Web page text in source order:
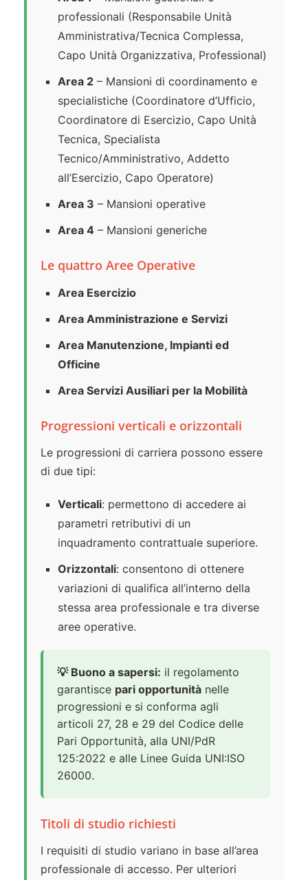
professionali (Responsabile Unità
Amministrativa/Tecnica Complessa,
Capo Unità Organizzativa, Professional)
Area 2 – Mansioni di coordinamento e
specialistiche (Coordinatore d’Ufficio,
Coordinatore di Esercizio, Capo Unità
Tecnica, Specialista
Tecnico/Amministrativo, Addetto
all’Esercizio, Capo Operatore)
Area 3 – Mansioni operative
Area 4 – Mansioni generiche
Le quattro Aree Operative
Area Esercizio
Area Amministrazione e Servizi
Area Manutenzione, Impianti ed
Officine
Area Servizi Ausiliari per la Mobilità
Progressioni verticali e orizzontali
Le progressioni di carriera possono essere
di due tipi:
Verticali: permettono di accedere ai
parametri retributivi di un
inquadramento contrattuale superiore.
Orizzontali: consentono di ottenere
variazioni di qualifica all’interno della
stessa area professionale e tra diverse
aree operative.
💡 Buono a sapersi: il regolamento
garantisce pari opportunità nelle
progressioni e si conforma agli
articoli 27, 28 e 29 del Codice delle
Pari Opportunità, alla UNI/PdR
125:2022 e alle Linee Guida UNI:ISO
26000.
Titoli di studio richiesti
I requisiti di studio variano in base all’area
professionale di accesso. Per ulteriori